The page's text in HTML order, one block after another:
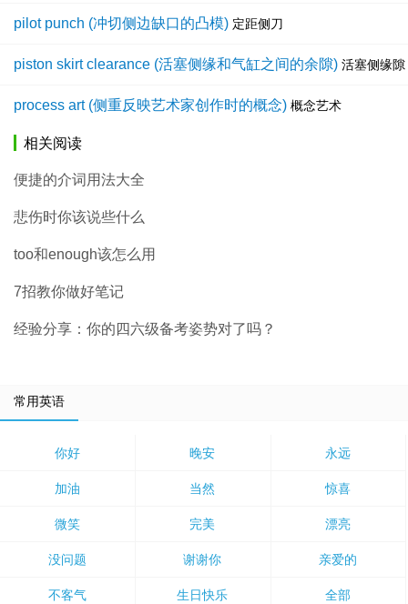
pilot punch (冲切侧边缺口的凸模) 定距侧刀
piston skirt clearance (活塞侧缘和气缸之间的余隙) 活塞侧缘隙
process art (侧重反映艺术家创作时的概念) 概念艺术
相关阅读
便捷的介词用法大全
悲伤时你该说些什么
too和enough该怎么用
7招教你做好笔记
经验分享：你的四六级备考姿势对了吗？
常用英语
你好 晚安 永远
加油 当然 惊喜
微笑 完美 漂亮
没问题 谢谢你 亲爱的
不客气 生日快乐 全部